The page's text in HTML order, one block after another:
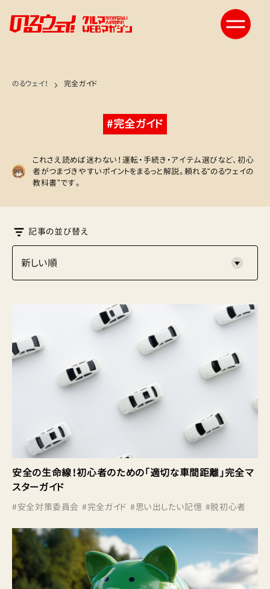
のるウェイ！ 完全ガイド
#完全ガイド
これさえ読めば迷わない！運転・手続き・アイテム選びなど、初心
者がつまづきやすいポイントをまるっと解説。頼れる“のるウェイの
教科書”です。
記事の並び替え
安全の生命線！初心者のための「適切な車間距離」完全マ
スターガイド
#安全対策委員会 #完全ガイド #思い出したい記憶 #脱初心者